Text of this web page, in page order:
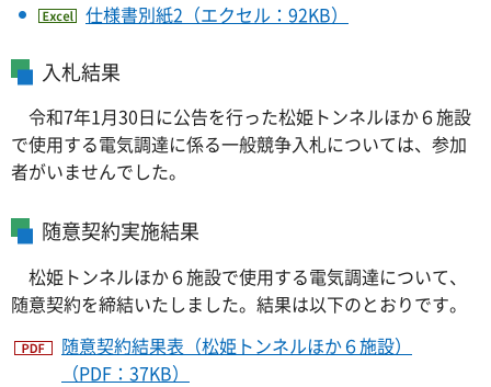
仕様書別紙2（エクセル：92KB）
入札結果
令和7年1月30日に公告を行った松姫トンネルほか６施設
で使用する電気調達に係る一般競争入札については、参加
者がいませんでした。
随意契約実施結果
松姫トンネルほか６施設で使用する電気調達について、
随意契約を締結いたしました。結果は以下のとおりです。
随意契約結果表（松姫トンネルほか６施設）
（PDF：37KB）